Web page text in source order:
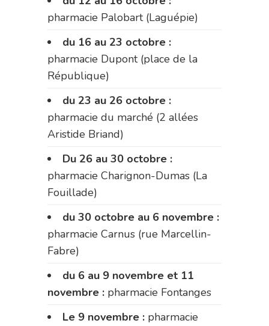
pharmacie Palobart (Laguépie)
du 16 au 23 octobre :
pharmacie Dupont (place de la
République)
du 23 au 26 octobre :
pharmacie du marché (2 allées
Aristide Briand)
Du 26 au 30 octobre :
pharmacie Charignon-Dumas (La
Fouillade)
du 30 octobre au 6 novembre :
pharmacie Carnus (rue Marcellin-
Fabre)
du 6 au 9 novembre et 11
novembre : pharmacie Fontanges
Le 9 novembre : pharmacie